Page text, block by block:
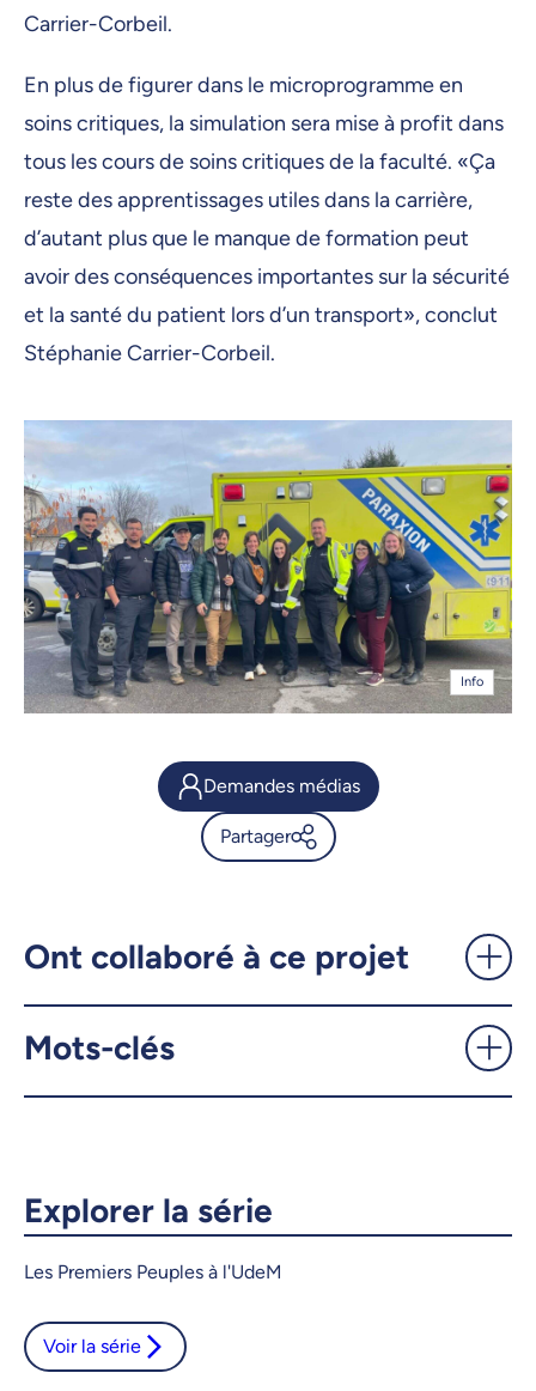
Carrier-Corbeil.
En plus de figurer dans le microprogramme en
soins critiques, la simulation sera mise à profit dans
tous les cours de soins critiques de la faculté. «Ça
reste des apprentissages utiles dans la carrière,
d’autant plus que le manque de formation peut
avoir des conséquences importantes sur la sécurité
et la santé du patient lors d’un transport», conclut
Stéphanie Carrier-Corbeil.
Info
Demandes médias
Partager
Ont collaboré à ce projet
Mots-clés
Explorer la série
Les Premiers Peuples à l'UdeM
Voir la série